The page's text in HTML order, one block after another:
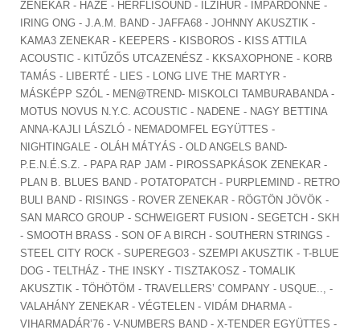
ZENEKAR - HAZE - HERFLISOUND - ILZIHUR - IMPARDONNÉ -
IRING ONG - J.A.M. BAND - JAFFA68 - JOHNNY AKUSZTIK -
KAMA3 ZENEKAR - KEEPERS - KISBOROS - KISS ATTILA
ACOUSTIC - KITŰZŐS UTCAZENÉSZ - KKSAXOPHONE - KORB
TAMÁS - LIBERTÉ - LIES - LONG LIVE THE MARTYR -
MÁSKÉPP SZÓL - MEN@TREND- MISKOLCI TAMBURABANDA -
MOTUS NOVUS N.Y.C. ACOUSTIC - NADENE - NAGY BETTINA
ANNA-KAJLI LÁSZLÓ - NEMADOMFEL EGYÜTTES -
NIGHTINGALE - OLÁH MÁTYÁS - OLD ANGELS BAND-
P.E.N.É.S.Z. - PAPA RAP JAM - PIROSSAPKÁSOK ZENEKAR -
PLAN B. BLUES BAND - POTATOPATCH - PURPLEMIND - RETRO
BULI BAND - RISINGS - ROVER ZENEKAR - RÖGTÖN JÖVÖK -
SAN MARCO GROUP - SCHWEIGERT FUSION - SEGETCH - SKH
- SMOOTH BRASS - SON OF A BIRCH - SOUTHERN STRINGS -
STEEL CITY ROCK - SUPEREGO3 - SZEMPI AKUSZTIK - T-BLUE
DOG - TELTHÁZ - THE INSKY - TISZTAKOSZ - TOMALIK
AKUSZTIK - TÖHÖTÖM - TRAVELLERS’ COMPANY - USQUE.., -
VALAHÁNY ZENEKAR - VÉGTELEN - VIDÁM DHARMA -
VIHARMADÁR’76 - V-NUMBERS BAND - X-TENDER EGYÜTTES -